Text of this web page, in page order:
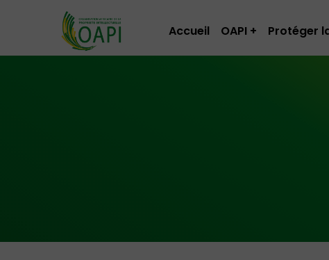
Accueil OAPI Protéger